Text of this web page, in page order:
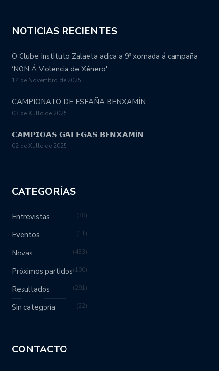
NOTICIAS RECIENTES
O Clube Instituto Zalaeta adica a 9ª xornada á campaña
‘NON Á Violencia de Xénero'
14 de Novembro de 2025
CAMPIONATO DE ESPAÑA BENXAMÍN
03 de Xullo de 2025
𝗖𝗔𝗠𝗣𝗜𝗢𝗔𝗦 𝗚𝗔𝗟𝗘𝗚𝗔𝗦 𝗕𝗘𝗡𝗫𝗔𝗠Í𝗡
02 de Xullo de 2025
CATEGORÍAS
Entrevistas 38
Eventos 11
Novas 433
Próximos partidos 100
Resultados 291
Sin categoría 22
CONTACTO